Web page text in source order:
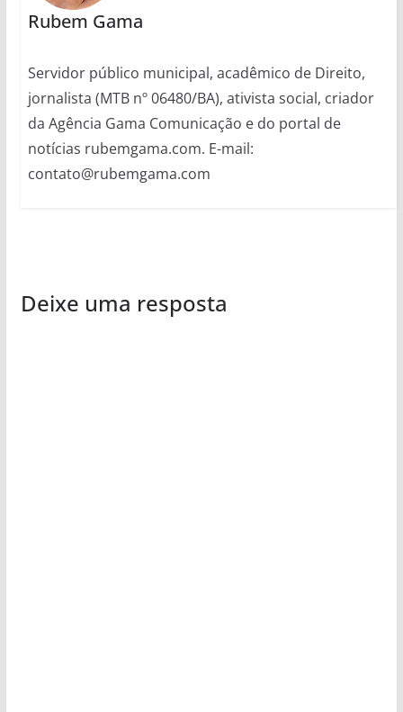
Rubem Gama
Servidor público municipal, acadêmico de Direito,
jornalista (MTB nº 06480/BA), ativista social, criador
da Agência Gama Comunicação e do portal de
notícias rubemgama.com. E-mail:
contato@rubemgama.com
Deixe uma resposta